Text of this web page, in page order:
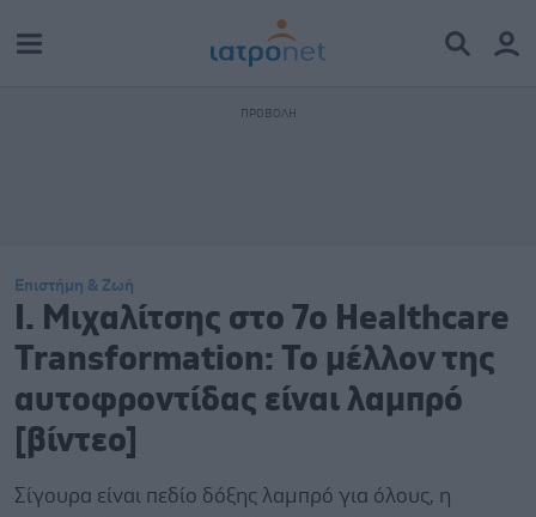
Επιστήμη & Ζωή
Ι. Μιχαλίτσης στο 7o Healthcare
Transformation: Το μέλλον της
αυτοφροντίδας είναι λαμπρό
[βίντεο]
Σίγουρα είναι πεδίο δόξης λαμπρό για όλους, η